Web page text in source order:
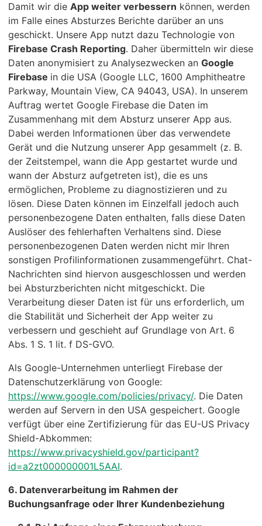
Damit wir die App weiter verbessern können, werden
im Falle eines Absturzes Berichte darüber an uns
geschickt. Unsere App nutzt dazu Technologie von
Firebase Crash Reporting. Daher übermitteln wir diese
Daten anonymisiert zu Analysezwecken an Google
Firebase in die USA (Google LLC, 1600 Amphitheatre
Parkway, Mountain View, CA 94043, USA). In unserem
Auftrag wertet Google Firebase die Daten im
Zusammenhang mit dem Absturz unserer App aus.
Dabei werden Informationen über das verwendete
Gerät und die Nutzung unserer App gesammelt (z. B.
der Zeitstempel, wann die App gestartet wurde und
wann der Absturz aufgetreten ist), die es uns
ermöglichen, Probleme zu diagnostizieren und zu
lösen. Diese Daten können im Einzelfall jedoch auch
personenbezogene Daten enthalten, falls diese Daten
Auslöser des fehlerhaften Verhaltens sind. Diese
personenbezogenen Daten werden nicht mir Ihren
sonstigen Profilinformationen zusammengeführt. Chat-
Nachrichten sind hiervon ausgeschlossen und werden
bei Absturzberichten nicht mitgeschickt. Die
Verarbeitung dieser Daten ist für uns erforderlich, um
die Stabilität und Sicherheit der App weiter zu
verbessern und geschieht auf Grundlage von Art. 6
Abs. 1 S. 1 lit. f DS-GVO.
Als Google-Unternehmen unterliegt Firebase der
Datenschutzerklärung von Google:
https://www.google.com/policies/privacy/. Die Daten
werden auf Servern in den USA gespeichert. Google
verfügt über eine Zertifizierung für das EU-US Privacy
Shield-Abkommen:
https://www.privacyshield.gov/participant?
id=a2zt000000001L5AAI.
6. Datenverarbeitung im Rahmen der
Buchungsanfrage oder Ihrer Kundenbeziehung